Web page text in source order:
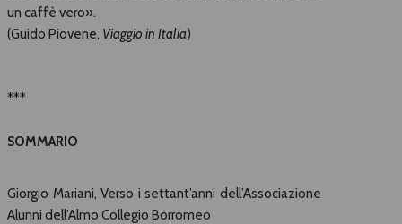
un caffè vero».
(Guido Piovene, Viaggio in Italia)
***
SOMMARIO
Giorgio Mariani, Verso i settant’anni dell’Associazione
Alunni dell’Almo Collegio Borromeo